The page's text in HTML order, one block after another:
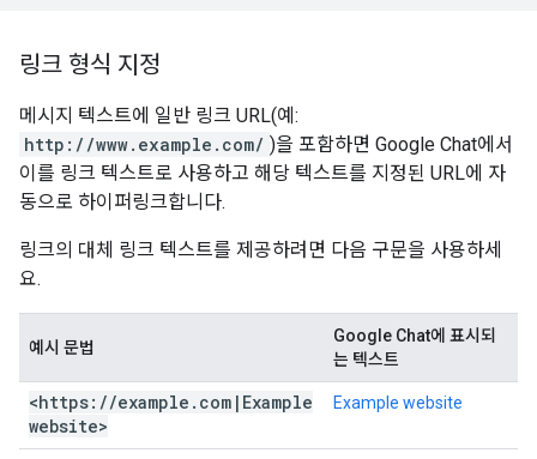
링크 형식 지정
메시지 텍스트에 일반 링크 URL(예:
http://www.example.com/ )을 포함하면 Google Chat에서
이를 링크 텍스트로 사용하고 해당 텍스트를 지정된 URL에 자
동으로 하이퍼링크합니다.
링크의 대체 링크 텍스트를 제공하려면 다음 구문을 사용하세
요.
예시 문법
Google Chat에 표시되
는 텍스트
<https: //example . com | Example
website>
Example website